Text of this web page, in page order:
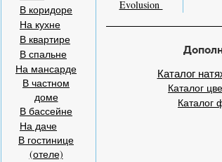
В коридоре
На кухне
В квартире
В спальне
На мансарде
В частном
доме
В бассейне
На даче
В гостинице
(отеле)
Evolusion
Каталог
Каталог
Каталог